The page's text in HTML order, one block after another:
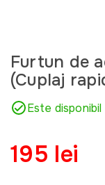
Furtun de
(Cuplaj
Este disponibil
195 lei